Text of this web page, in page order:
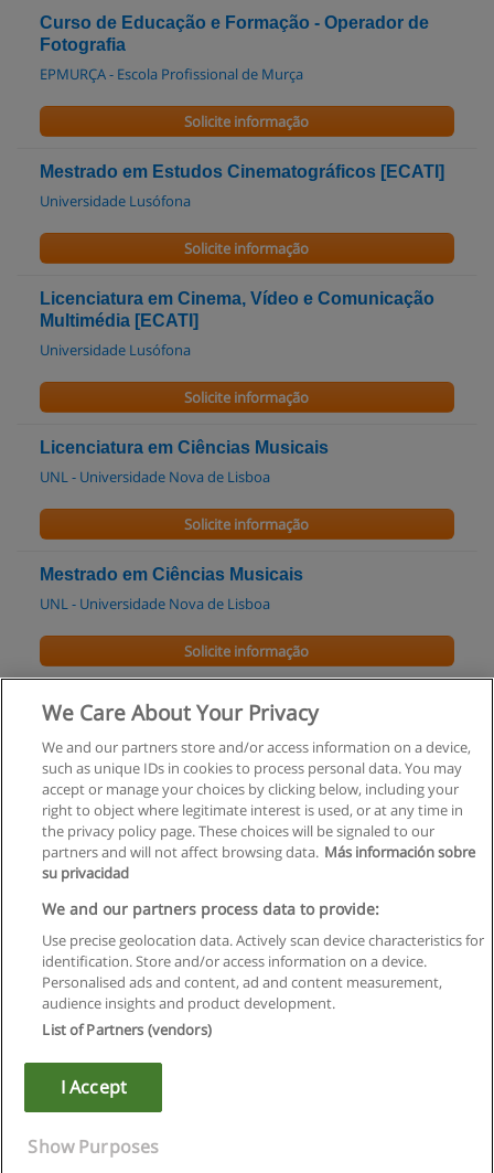
Curso de Educação e Formação - Operador de
Fotografia
EPMURÇA - Escola Profissional de Murça
Solicite informação
Mestrado em Estudos Cinematográficos [ECATI]
Universidade Lusófona
Solicite informação
Licenciatura em Cinema, Vídeo e Comunicação
Multimédia [ECATI]
Universidade Lusófona
Solicite informação
Licenciatura em Ciências Musicais
UNL - Universidade Nova de Lisboa
Solicite informação
Mestrado em Ciências Musicais
UNL - Universidade Nova de Lisboa
Solicite informação
Mestrado em Performance Artística-Dança
Solicite informação
Regras de uso
Privacidade de dados
Entrar em contato com Educaedu
Copyright © Educaedu Business S.L. - CIF : B-95610580: -
We Care About Your Privacy
We and our partners store and/or access information on a device,
such as unique IDs in cookies to process personal data. You may
accept or manage your choices by clicking below, including your
right to object where legitimate interest is used, or at any time in
the privacy policy page. These choices will be signaled to our
partners and will not affect browsing data. Más información sobre
su privacidad
We and our partners process data to provide:
Use precise geolocation data. Actively scan device characteristics for
identification. Store and/or access information on a device.
Personalised ads and content, ad and content measurement,
audience insights and product development.
List of Partners (vendors)
I Accept
Show Purposes